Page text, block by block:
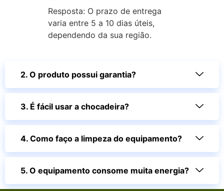
Resposta: O prazo de entrega
varia entre 5 a 10 dias úteis,
dependendo da sua região.
2. O produto possui garantia?
3. É fácil usar a chocadeira?
4. Como faço a limpeza do equipamento?
5. O equipamento consome muita energia?